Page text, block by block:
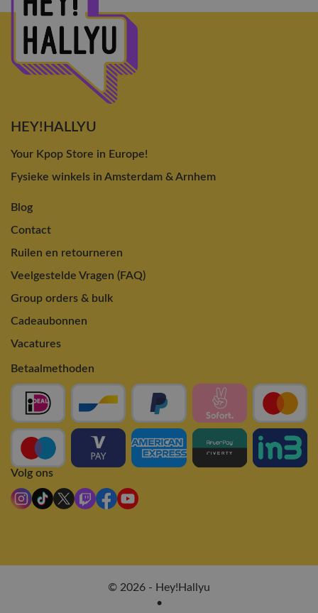
HEY!HALLYU
Your Kpop Store in Europe!
Fysieke winkels in Amsterdam & Arnhem
Blog
Contact
Ruilen en retourneren
Veelgestelde Vragen (FAQ)
Group orders & bulk
Cadeaubonnen
Vacatures
Betaalmethoden
Volg ons
© 2026 - Hey!Hallyu
•